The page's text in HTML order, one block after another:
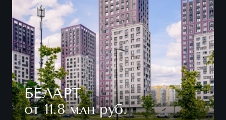
БЕЛАРТ
от 11.8 млн руб.